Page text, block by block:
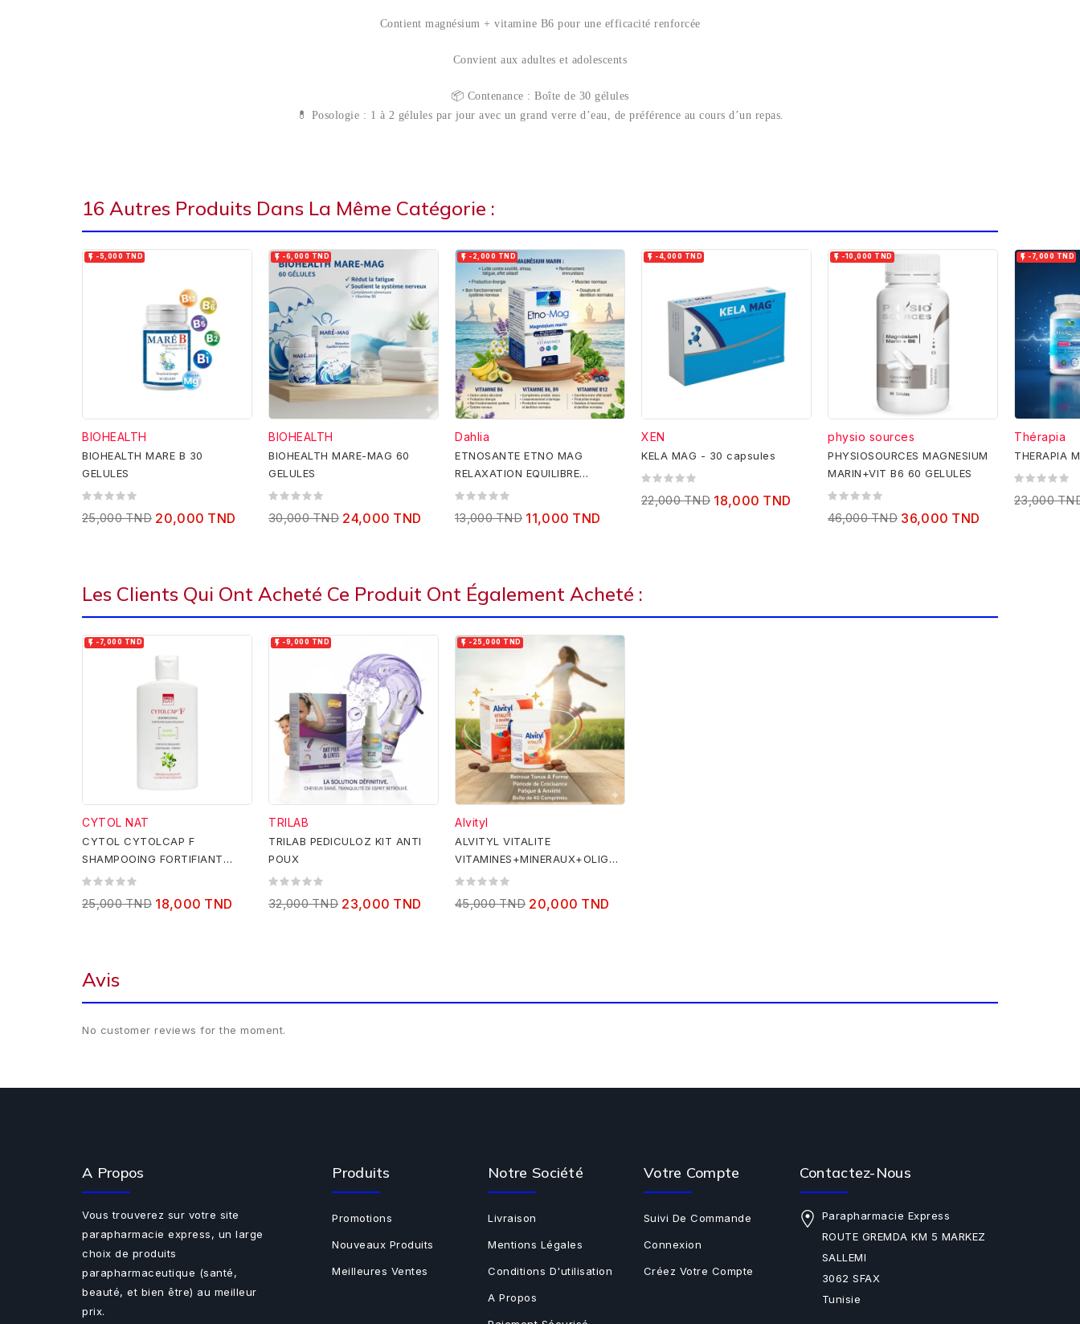
Contient magnésium + vitamine B6 pour une efficacité renforcée
Convient aux adultes et adolescents
📦 Contenance : Boîte de 30 gélules
💊 Posologie : 1 à 2 gélules par jour avec un grand verre d’eau, de préférence au cours d’un repas.
16 Autres Produits Dans La Même Catégorie :
 -5,000 TND
BIOHEALTH
BIOHEALTH MARE B 30
GELULES
25,000 TND 20,000 TND
 -6,000 TND
BIOHEALTH
BIOHEALTH MARE-MAG 60
GELULES
30,000 TND 24,000 TND
 -2,000 TND
Dahlia
ETNOSANTE ETNO MAG
RELAXATION EQUILIBRE
NERVEUX 30 CAPSULES
13,000 TND 11,000 TND
 -4,000 TND
XEN
KELA MAG - 30 capsules
22,000 TND 18,000 TND
 -10,000 TND
physio sources
PHYSIOSOURCES MAGNESIUM
MARIN+VIT B6 60 GELULES
46,000 TND 36,000 TND
 -7,000 TND
Thérapia
THERAPIA
23,000
Les Clients Qui Ont Acheté Ce Produit Ont Également Acheté :
 -7,000 TND
CYTOL NAT
CYTOL CYTOLCAP F
SHAMPOOING FORTIFIANT
REVITALISANT 200ML
25,000 TND 18,000 TND
 -9,000 TND
TRILAB
TRILAB PEDICULOZ KIT ANTI
POUX
32,000 TND 23,000 TND
 -25,000 TND
Alvityl
ALVITYL VITALITE
VITAMINES+MINERAUX+OLIGO
BT/40
45,000 TND 20,000 TND
Avis
No customer reviews for the moment.
A Propos
Vous trouverez sur votre site
parapharmacie express, un large
choix de produits
parapharmaceutique (santé,
beauté, et bien être) au meilleur
prix.
Produits
Promotions
Nouveaux Produits
Meilleures Ventes
Notre Société
Livraison
Mentions Légales
Conditions D'utilisation
A Propos
Votre Compte
Suivi De Commande
Connexion
Créez Votre Compte
Contactez-Nous
Parapharmacie Express
ROUTE GREMDA KM 5 MARKEZ
SALLEMI
3062 SFAX
Tunisie